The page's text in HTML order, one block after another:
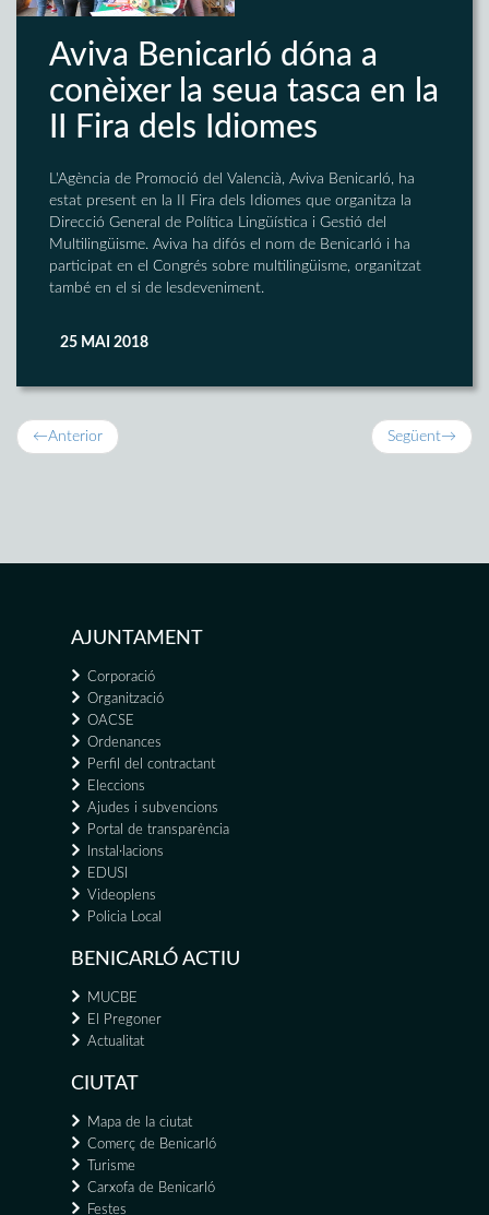
Aviva Benicarló dóna a
conèixer la seua tasca en la
II Fira dels Idiomes
L'Agència de Promoció del Valencià, Aviva Benicarló, ha
estat present en la II Fira dels Idiomes que organitza la
Direcció General de Política Lingüística i Gestió del
Multilingüisme. Aviva ha difós el nom de Benicarló i ha
participat en el Congrés sobre multilingüisme, organitzat
també en el si de lesdeveniment.
25 MAI 2018
←Anterior Següent→
AJUNTAMENT
Corporació
Organització
OACSE
Ordenances
Perfil del contractant
Eleccions
Ajudes i subvencions
Portal de transparència
Instal·lacions
EDUSI
Videoplens
Policia Local
BENICARLÓ ACTIU
MUCBE
El Pregoner
Actualitat
CIUTAT
Mapa de la ciutat
Comerç de Benicarló
Turisme
Carxofa de Benicarló
Festes